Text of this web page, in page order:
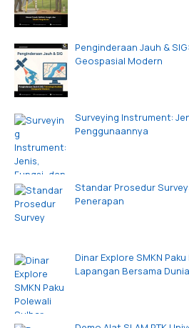
Penginderaan Jauh &
Geospasial Modern
Surveying Instrument:
Penggunaannya
Standar Prosedur
Penerapan
Dinar Explore SMKN
Lapangan Bersama